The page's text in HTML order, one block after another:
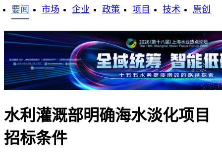
要闻 市场 企业 政策 项目 技术 原创
水利灌溉部明确海水淡化项目
招标条件